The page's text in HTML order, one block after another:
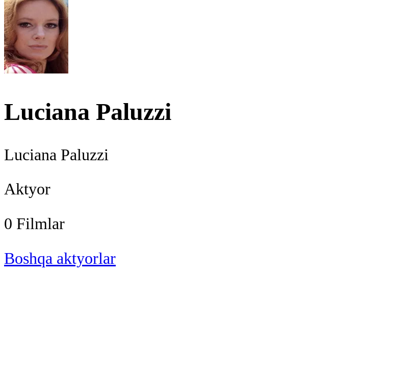
Luciana Paluzzi
Luciana Paluzzi
Aktyor
0 Filmlar
Boshqa aktyorlar